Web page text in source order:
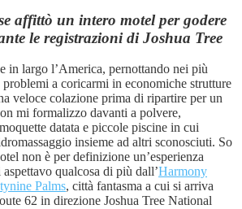
affittò un intero motel per godere
le registrazioni di Joshua Tree
in largo l’America, pernottando nei più
a coricarmi in economiche strutture
veloce colazione prima di ripartire per un
mi formalizzo davanti a polvere,
datata e piccole piscine in cui
insieme ad altri sconosciuti. So
non è per definizione un’esperienza
qualcosa di più dall’Harmony
Palms, città fantasma a cui si arriva
62 in direzione Joshua Tree National